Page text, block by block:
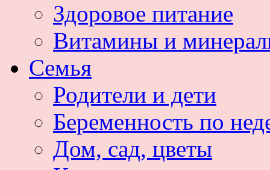
Здоровое питание
Витамины и
Семья
Родители и дети
Беременность по
Дом, сад, цветы